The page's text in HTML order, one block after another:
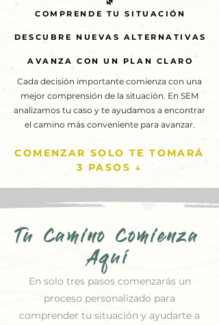
COMPRENDE TU SITUACIÓN
DESCUBRE NUEVAS ALTERNATIVAS
AVANZA CON UN PLAN CLARO
COMPRENDE TU SITUACIÓN
DESCUBRE NUEVAS ALTERNATIVAS
AVANZA CON UN PLAN CLARO
Cada decisión importante comienza con una
mejor comprensión de la situación. En SEM
analizamos tu caso y te ayudamos a encontrar
el camino más conveniente para avanzar.
COMENZAR SOLO TE TOMARÁ
3 PASOS ↓
Tu Camino Comienza
Aquí
En solo tres pasos comenzarás un
proceso personalizado para
comprender tu situación y ayudarte a